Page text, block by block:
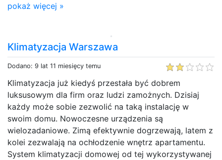
pokaż więcej »
Klimatyzacja Warszawa
Dodano: 9 lat 11 miesięcy temu
Klimatyzacja już kiedyś przestała być dobrem
luksusowym dla firm oraz ludzi zamożnych. Dzisiaj
każdy może sobie zezwolić na taką instalację w
swoim domu. Nowoczesne urządzenia są
wielozadaniowe. Zimą efektywnie dogrzewają, latem z
kolei zezwalają na ochłodzenie wnętrz apartamentu.
System klimatyzacji domowej od tej wykorzystywanej